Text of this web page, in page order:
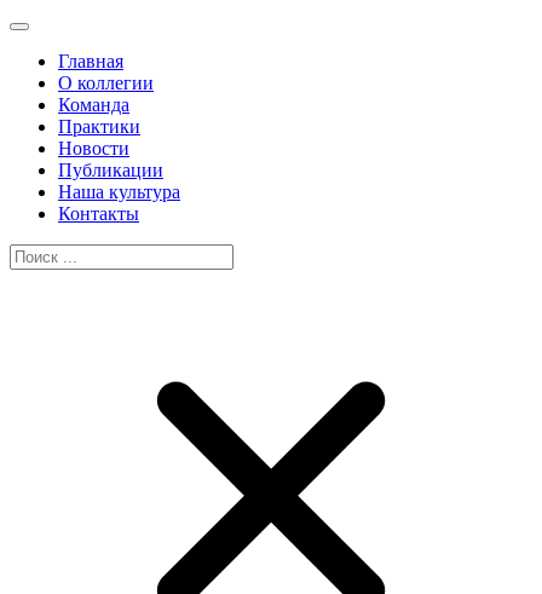
Главная
О коллегии
Команда
Практики
Новости
Публикации
Наша культура
Контакты